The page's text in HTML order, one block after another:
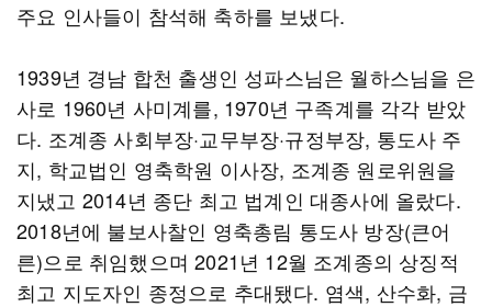
주요 인사들이 참석해 축하를 보냈다.
1939년 경남 합천 출생인 성파스님은 월하스님을 은
사로 1960년 사미계를, 1970년 구족계를 각각 받았
다. 조계종 사회부장·교무부장·규정부장, 통도사 주
지, 학교법인 영축학원 이사장, 조계종 원로위원을
지냈고 2014년 종단 최고 법계인 대종사에 올랐다.
2018년에 불보사찰인 영축총림 통도사 방장(큰어
른)으로 취임했으며 2021년 12월 조계종의 상징적
최고 지도자인 종정으로 추대됐다. 염색, 산수화, 금